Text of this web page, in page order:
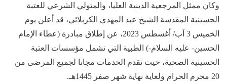
وكان ممثل المرجعية الدينية العليا، والمتولي الشرعي للعتبة
الحسينية المقدسة الشيخ عبد المهدي الكربلائي، قد أعلن يوم
الخميس 3 آب/ أغسطس 2023، عن إطلاق مبادرة (عطاء الإمام
الحسين- عليه السلام-) الطبية التي تشمل مؤسسات العتبة
الحسينية الصحية، حيث تقدم الخدمات مجانا لجميع المرضى من
20 محرم الحرام ولغاية نهاية شهر صفر 1445هـ.